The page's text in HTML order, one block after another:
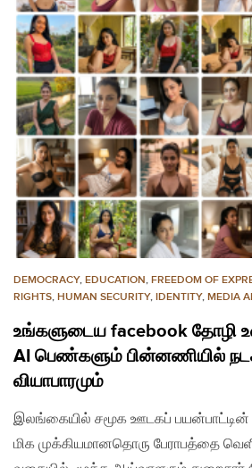
DEMOCRACY, EDUCATION, FREEDOM OF
RIGHTS, HUMAN SECURITY, IDENTITY, MEDIA
உங்களுடைய facebook தோழி
AI பெண்களும் பின்னணியில்
வியாபாரமும்
இலங்கையில் சமூக ஊடகப்
மிக முக்கியமானதொரு பேராபத்தை